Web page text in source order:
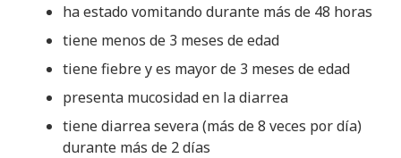
ha estado vomitando durante más de 48 horas
tiene menos de 3 meses de edad
tiene fiebre y es mayor de 3 meses de edad
presenta mucosidad en la diarrea
tiene diarrea severa (más de 8 veces por día)
durante más de 2 días